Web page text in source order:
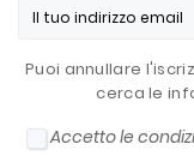
Puoi annullare
cerca le
Accetto le